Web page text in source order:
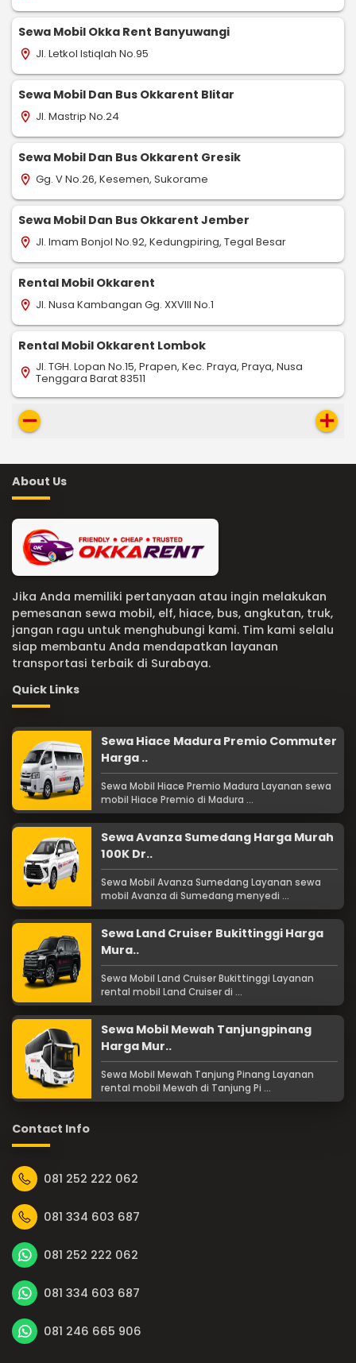
Sewa Mobil Okka Rent Banyuwangi
location_on Jl. Letkol Istiqlah No.95
Sewa Mobil Dan Bus Okkarent Blitar
location_on Jl. Mastrip No.24
Sewa Mobil Dan Bus Okkarent Gresik
location_on Gg. V No.26, Kesemen, Sukorame
Sewa Mobil Dan Bus Okkarent Jember
location_on Jl. Imam Bonjol No.92, Kedungpiring, Tegal Besar
Rental Mobil Okkarent
location_on Jl. Nusa Kambangan Gg. XXVIII No.1
Rental Mobil Okkarent Lombok
location_on Jl. TGH. Lopan No.15, Prapen, Kec. Praya, Praya, Nusa
Tenggara Barat 83511
remove add
About Us
Jika Anda memiliki pertanyaan atau ingin melakukan
pemesanan sewa mobil, elf, hiace, bus, angkutan, truk,
jangan ragu untuk menghubungi kami. Tim kami selalu
siap membantu Anda mendapatkan layanan
transportasi terbaik di Surabaya.
Quick Links
Sewa Hiace Madura Premio Commuter
Harga ..
Sewa Mobil Hiace Premio Madura Layanan sewa
mobil Hiace Premio di Madura ...
Sewa Avanza Sumedang Harga Murah
100K Dr..
Sewa Mobil Avanza Sumedang Layanan sewa
mobil Avanza di Sumedang menyedi ...
Sewa Land Cruiser Bukittinggi Harga
Mura..
Sewa Mobil Land Cruiser Bukittinggi Layanan
rental mobil Land Cruiser di ...
Sewa Mobil Mewah Tanjungpinang
Harga Mur..
Sewa Mobil Mewah Tanjung Pinang Layanan
rental mobil Mewah di Tanjung Pi ...
Contact Info
081 252 222 062
081 334 603 687
081 252 222 062
081 334 603 687
081 246 665 906